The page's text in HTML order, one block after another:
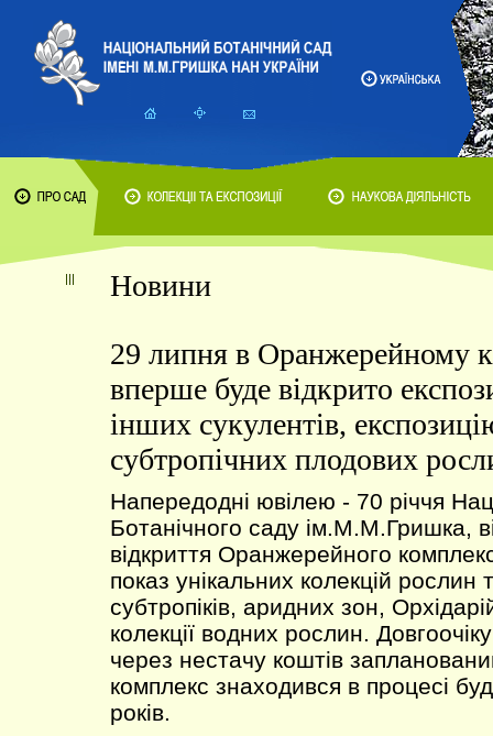
Новини
29 липня в Оранжерейному
вперше буде відкрито
інших сукулентів,
субтропічних плодових
Напередодні ювілею - 70 річчя
Ботанічного саду ім.М.М.Гришка,
відкриття Оранжерейного
показ унікальних колекцій рослин
субтропіків, аридних зон,
колекції водних рослин.
через нестачу коштів
комплекс знаходився в процесі
років.